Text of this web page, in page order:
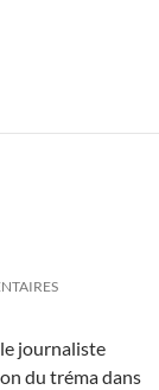
journaliste
du tréma dans